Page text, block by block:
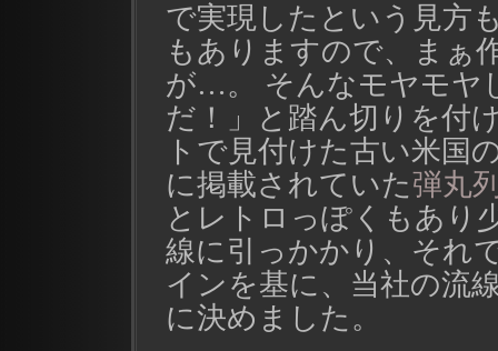
で実現したという見方
もありますので、まぁ
が…。 そんなモヤモヤ
だ！」と踏ん切りを付
トで見付けた古い米国
に掲載されていた弾丸
とレトロっぽくもあり
線に引っかかり、それ
インを基に、当社の流
に決めました。